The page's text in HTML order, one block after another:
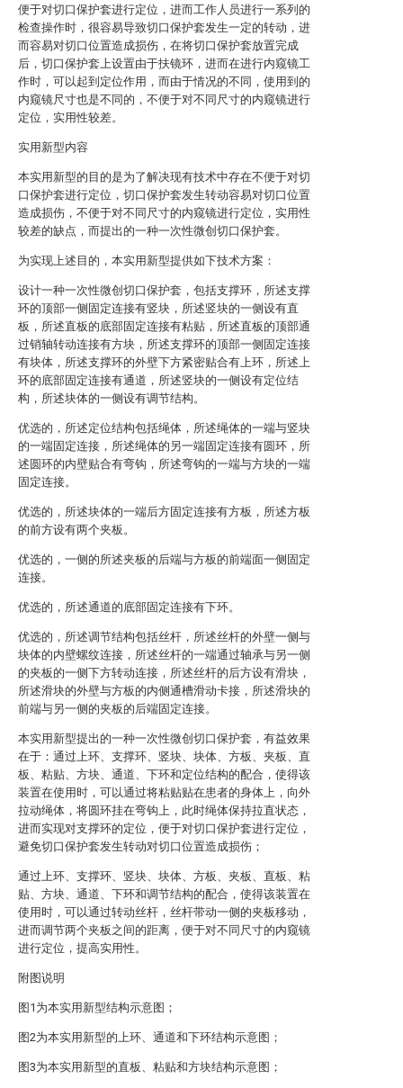
便于对切口保护套进行定位，进而工作人员进行一系列的
检查操作时，很容易导致切口保护套发生一定的转动，进
而容易对切口位置造成损伤，在将切口保护套放置完成
后，切口保护套上设置由于扶镜环，进而在进行内窥镜工
作时，可以起到定位作用，而由于情况的不同，使用到的
内窥镜尺寸也是不同的，不便于对不同尺寸的内窥镜进行
定位，实用性较差。
实用新型内容
本实用新型的目的是为了解决现有技术中存在不便于对切
口保护套进行定位，切口保护套发生转动容易对切口位置
造成损伤，不便于对不同尺寸的内窥镜进行定位，实用性
较差的缺点，而提出的一种一次性微创切口保护套。
为实现上述目的，本实用新型提供如下技术方案：
设计一种一次性微创切口保护套，包括支撑环，所述支撑
环的顶部一侧固定连接有竖块，所述竖块的一侧设有直
板，所述直板的底部固定连接有粘贴，所述直板的顶部通
过销轴转动连接有方块，所述支撑环的顶部一侧固定连接
有块体，所述支撑环的外壁下方紧密贴合有上环，所述上
环的底部固定连接有通道，所述竖块的一侧设有定位结
构，所述块体的一侧设有调节结构。
优选的，所述定位结构包括绳体，所述绳体的一端与竖块
的一端固定连接，所述绳体的另一端固定连接有圆环，所
述圆环的内壁贴合有弯钩，所述弯钩的一端与方块的一端
固定连接。
优选的，所述块体的一端后方固定连接有方板，所述方板
的前方设有两个夹板。
优选的，一侧的所述夹板的后端与方板的前端面一侧固定
连接。
优选的，所述通道的底部固定连接有下环。
优选的，所述调节结构包括丝杆，所述丝杆的外壁一侧与
块体的内壁螺纹连接，所述丝杆的一端通过轴承与另一侧
的夹板的一侧下方转动连接，所述丝杆的后方设有滑块，
所述滑块的外壁与方板的内侧通槽滑动卡接，所述滑块的
前端与另一侧的夹板的后端固定连接。
本实用新型提出的一种一次性微创切口保护套，有益效果
在于：通过上环、支撑环、竖块、块体、方板、夹板、直
板、粘贴、方块、通道、下环和定位结构的配合，使得该
装置在使用时，可以通过将粘贴贴在患者的身体上，向外
拉动绳体，将圆环挂在弯钩上，此时绳体保持拉直状态，
进而实现对支撑环的定位，便于对切口保护套进行定位，
避免切口保护套发生转动对切口位置造成损伤；
通过上环、支撑环、竖块、块体、方板、夹板、直板、粘
贴、方块、通道、下环和调节结构的配合，使得该装置在
使用时，可以通过转动丝杆，丝杆带动一侧的夹板移动，
进而调节两个夹板之间的距离，便于对不同尺寸的内窥镜
进行定位，提高实用性。
附图说明
图1为本实用新型结构示意图；
图2为本实用新型的上环、通道和下环结构示意图；
图3为本实用新型的直板、粘贴和方块结构示意图；